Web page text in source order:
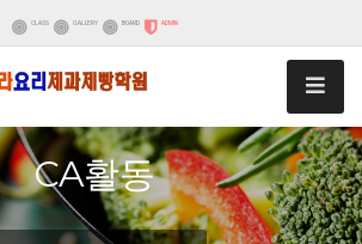
CLASS GALLERY BOARD ADMIN
CA활동